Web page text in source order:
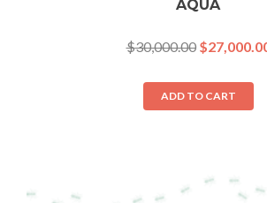
AQUA
$30,000.00 $
ADD TO CART